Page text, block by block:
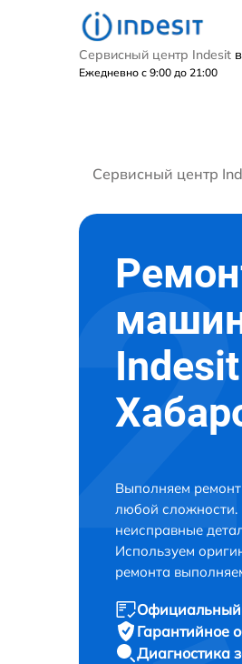
Сервисный центр Indesit
Ежедневно с 9:00 до 21:00
Сервисный центр
Выполняем
любой сложности.
неисправные
Используем
ремонта
Официальный
Гарантийное
Диагностика